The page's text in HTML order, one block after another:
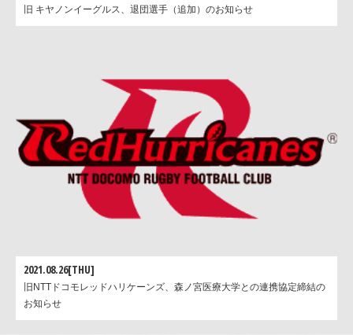
旧 キヤノンイーグルス、退団選手（追加）のお知らせ
2021.08.26[THU]
旧NTTドコモレッドハリケーンズ、森ノ宮医療大学との連携協定締結の
お知らせ